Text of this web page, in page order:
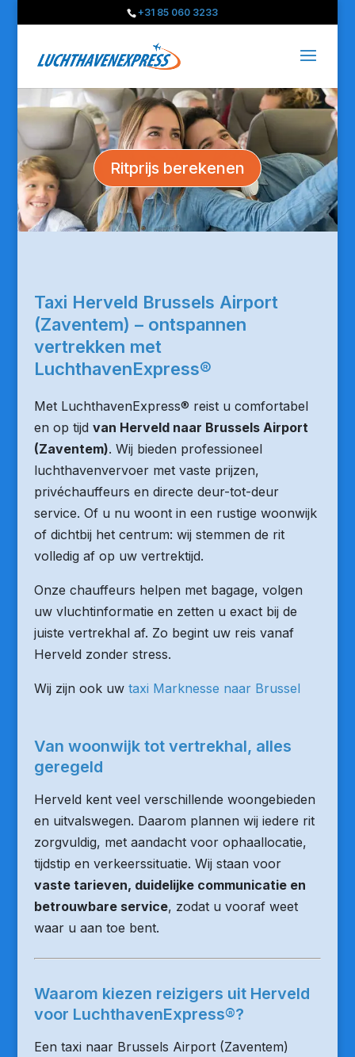
+31 85 060 3233
Ritprijs berekenen
Taxi Herveld Brussels Airport
(Zaventem) – ontspannen
vertrekken met
LuchthavenExpress®
Met LuchthavenExpress® reist u comfortabel
en op tijd van Herveld naar Brussels Airport
(Zaventem). Wij bieden professioneel
luchthavenvervoer met vaste prijzen,
privéchauffeurs en directe deur-tot-deur
service. Of u nu woont in een rustige woonwijk
of dichtbij het centrum: wij stemmen de rit
volledig af op uw vertrektijd.
Onze chauffeurs helpen met bagage, volgen
uw vluchtinformatie en zetten u exact bij de
juiste vertrekhal af. Zo begint uw reis vanaf
Herveld zonder stress.
Wij zijn ook uw taxi Marknesse naar Brussel
Van woonwijk tot vertrekhal, alles
geregeld
Herveld kent veel verschillende woongebieden
en uitvalswegen. Daarom plannen wij iedere rit
zorgvuldig, met aandacht voor ophaallocatie,
tijdstip en verkeerssituatie. Wij staan voor
vaste tarieven, duidelijke communicatie en
betrouwbare service, zodat u vooraf weet
waar u aan toe bent.
Waarom kiezen reizigers uit Herveld
voor LuchthavenExpress®?
Een taxi naar Brussels Airport (Zaventem)